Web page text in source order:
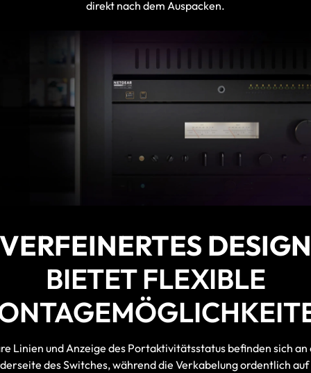
direkt nach dem Auspacken.
VERFEINERTES DESIGN
BIETET FLEXIBLE
Linien und Anzeige des Portaktivitätsstatus befinden sich an
des Switches, während die Verkabelung ordentlich